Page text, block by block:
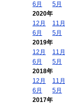
6月
5月
2020年
12月
11月
6月
5月
2019年
12月
11月
6月
5月
2018年
12月
11月
6月
5月
2017年